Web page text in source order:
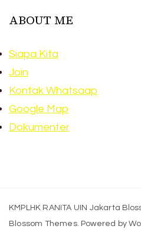
ABOUT ME
Siapa Kita
Join
Kontak Whatsaap
Google Map
Dokumenter
KMPLHK RANITA UIN Jakarta
Blossom Themes. Powered by